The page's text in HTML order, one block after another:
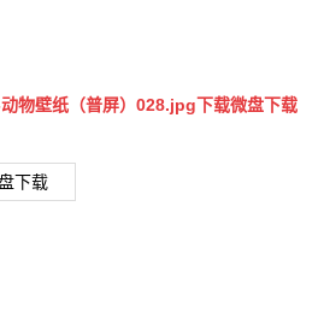
物壁纸（普屏）028.jpg下载微盘下载
下载